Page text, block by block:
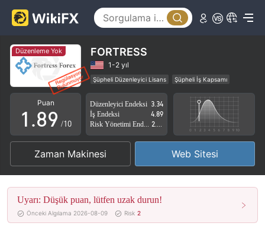
Düzenleme Yok FORTRESS
1-2 yıl
Şüpheli Düzenleyici Lisans
Şüpheli İş Kapsamı
Yüksek düzeyde potansiyel risk
Puan
0
1
2
3
4
5
.
4
5
6
7
8
9
5
6
7
8
9 /10
Düzenleyici Endeksi 3.34
İş Endeksi
4.89
Zaman Makinesi Web Sitesi
Uyarı: Düşük puan, lütfen uzak durun!
Önceki Algılama 2026-08-09 Risk 2